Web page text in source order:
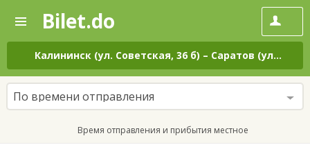
—
Поиск
и
покупка
билетов
на
автобус
онлайн
Bilet.do
Калининск (ул. Советская, 36 б) – Саратов (ул. Аткарская, дом 66 А)
По времени отправления
Время отправления и прибытия местное